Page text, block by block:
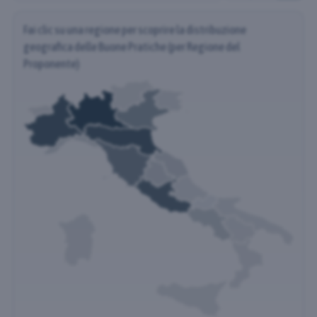
Fai clic su una regione per scoprire la distribuzione
geografica delle Buone Pratiche (per Regione del
Proponente)